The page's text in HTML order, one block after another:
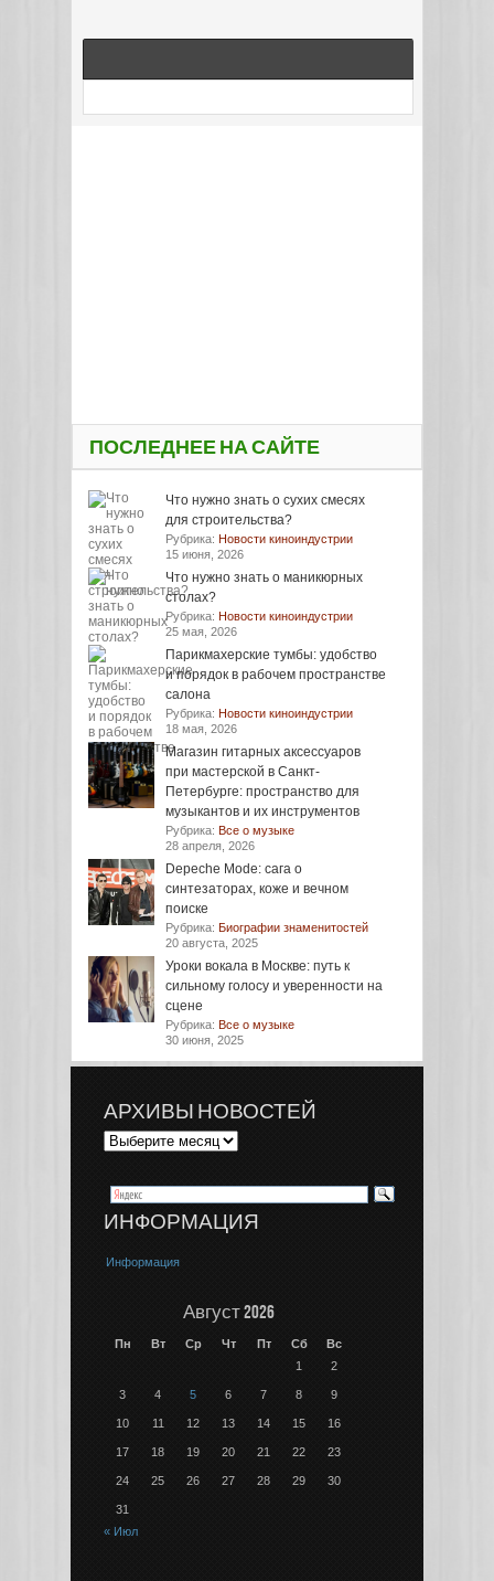
ПОСЛЕДНЕЕ НА САЙТЕ
Что нужно знать о сухих смесях
для строительства?
Рубрика: Новости киноиндустрии
15 июня, 2026
Что нужно знать о маникюрных
столах?
Рубрика: Новости киноиндустрии
25 мая, 2026
Парикмахерские тумбы: удобство
и порядок в рабочем пространстве
салона
Рубрика: Новости киноиндустрии
18 мая, 2026
Магазин гитарных аксессуаров
при мастерской в Санкт-
Петербурге: пространство для
музыкантов и их инструментов
Рубрика: Все о музыке
28 апреля, 2026
Depeche Mode: сага о
синтезаторах, коже и вечном
поиске
Рубрика: Биографии знаменитостей
20 августа, 2025
Уроки вокала в Москве: путь к
сильному голосу и уверенности на
сцене
Рубрика: Все о музыке
30 июня, 2025
АРХИВЫ НОВОСТЕЙ
ИНФОРМАЦИЯ
Информация
Август 2026
Пн Вт Ср Чт Пт Сб
Вс
1
2
3 4 5 6 7 8 9
10 11 12 13 14 15 16
17 18 19 20 21 22 23
24 25 26 27 28 29 30
31
« Июл